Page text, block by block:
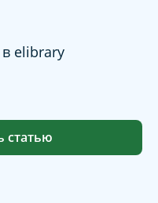
в elibrary
статью